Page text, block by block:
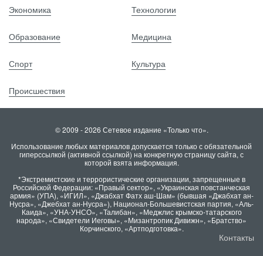
Экономика Технологии
Образование Медицина
Спорт Культура
Происшествия
© 2009 - 2026 Сетевое издание «Только что».
Использование любых материалов допускается только с обязательной
гиперссылкой (активной ссылкой) на конкретную страницу сайта, с
которой взята информация.
*Экстремистские и террористические организации, запрещенные в
Российской Федерации: «Правый сектор», «Украинская повстанческая
армия» (УПА), «ИГИЛ», «Джабхат Фатх аш-Шам» (бывшая «Джабхат ан-
Нусра», «Джебхат ан-Нусра»), Национал-Большевистская партия, «Аль-
Каида», «УНА-УНСО», «Талибан», «Меджлис крымско-татарского
народа», «Свидетели Иеговы», «Мизантропик Дивижн», «Братство»
Корчинского, «Артподготовка».
Контакты